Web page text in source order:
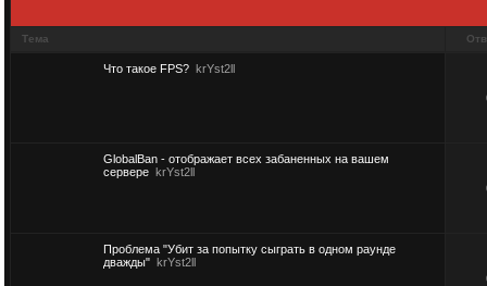
Тема
Что такое FPS? krYst2ll
GlobalBan - отображает всех забаненных на вашем
сервере krYst2ll
Проблема "Убит за попытку сыграть в одном раунде
дважды" krYst2ll